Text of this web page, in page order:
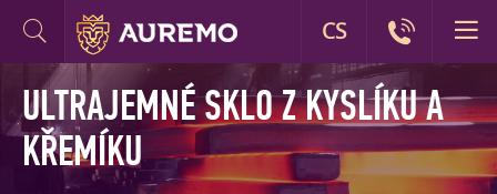
ULTRAJEMNÉ SKLO Z KYSLÍKU A
KŘEMÍKU
CS